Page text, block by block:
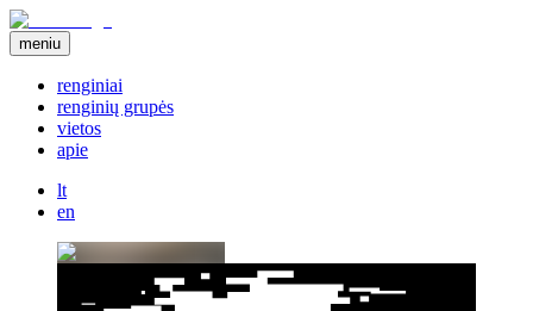
meniu
renginiai
renginių grupės
vietos
apie
lt
en